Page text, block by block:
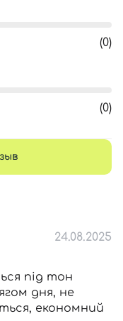
(0)
(0)
24.08.2025
під тон
дня, не
економний